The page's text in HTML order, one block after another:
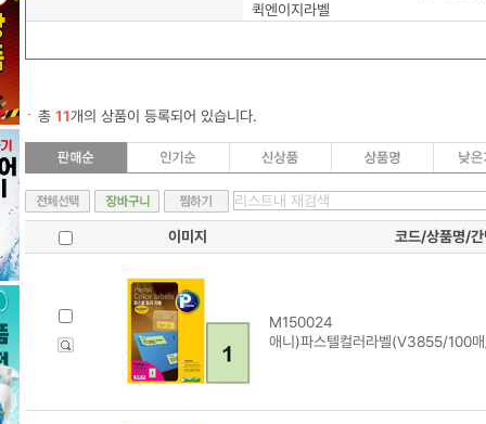
퀵엔이지라벨
총 11개의 상품이 등록되어 있습니다.
이미지 코드/상품명/간
M150024
애니)파스텔컬러라벨(V3855/100